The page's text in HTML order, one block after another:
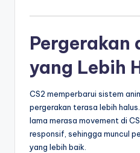
Pergerakan
yang Lebih
CS2 memperbarui sistem
pergerakan terasa lebih
lama merasa movement di
responsif, sehingga muncul
yang lebih baik.